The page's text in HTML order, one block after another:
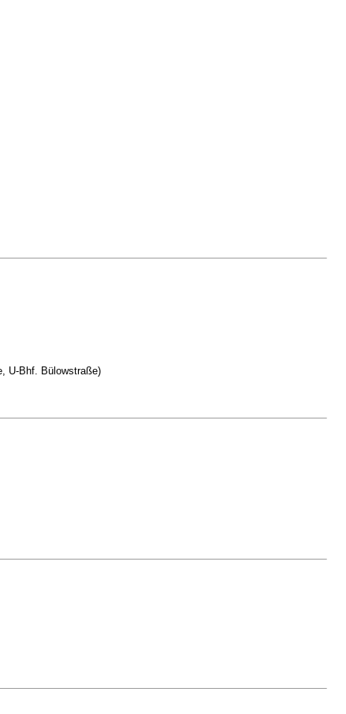
U-Bhf. Bülowstraße)